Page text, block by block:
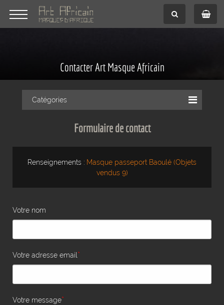
Contacter Art Masque Africain
Catégories
Formulaire de contact
Renseignements : Masque passeport Baoulé (Objets
vendus 9)
Votre nom
Votre adresse email*
Votre message*